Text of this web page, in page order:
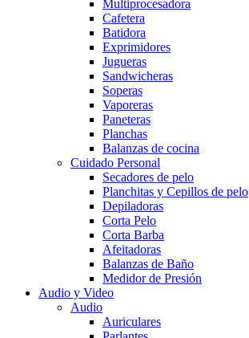
Multiprocesadora
Cafetera
Batidora
Exprimidores
Jugueras
Sandwicheras
Soperas
Vaporeras
Paneteras
Planchas
Balanzas de cocina
Cuidado Personal
Secadores de pelo
Planchitas y Cepillos de pelo
Depiladoras
Corta Pelo
Corta Barba
Afeitadoras
Balanzas de Baño
Medidor de Presión
Audio y Video
Audio
Auriculares